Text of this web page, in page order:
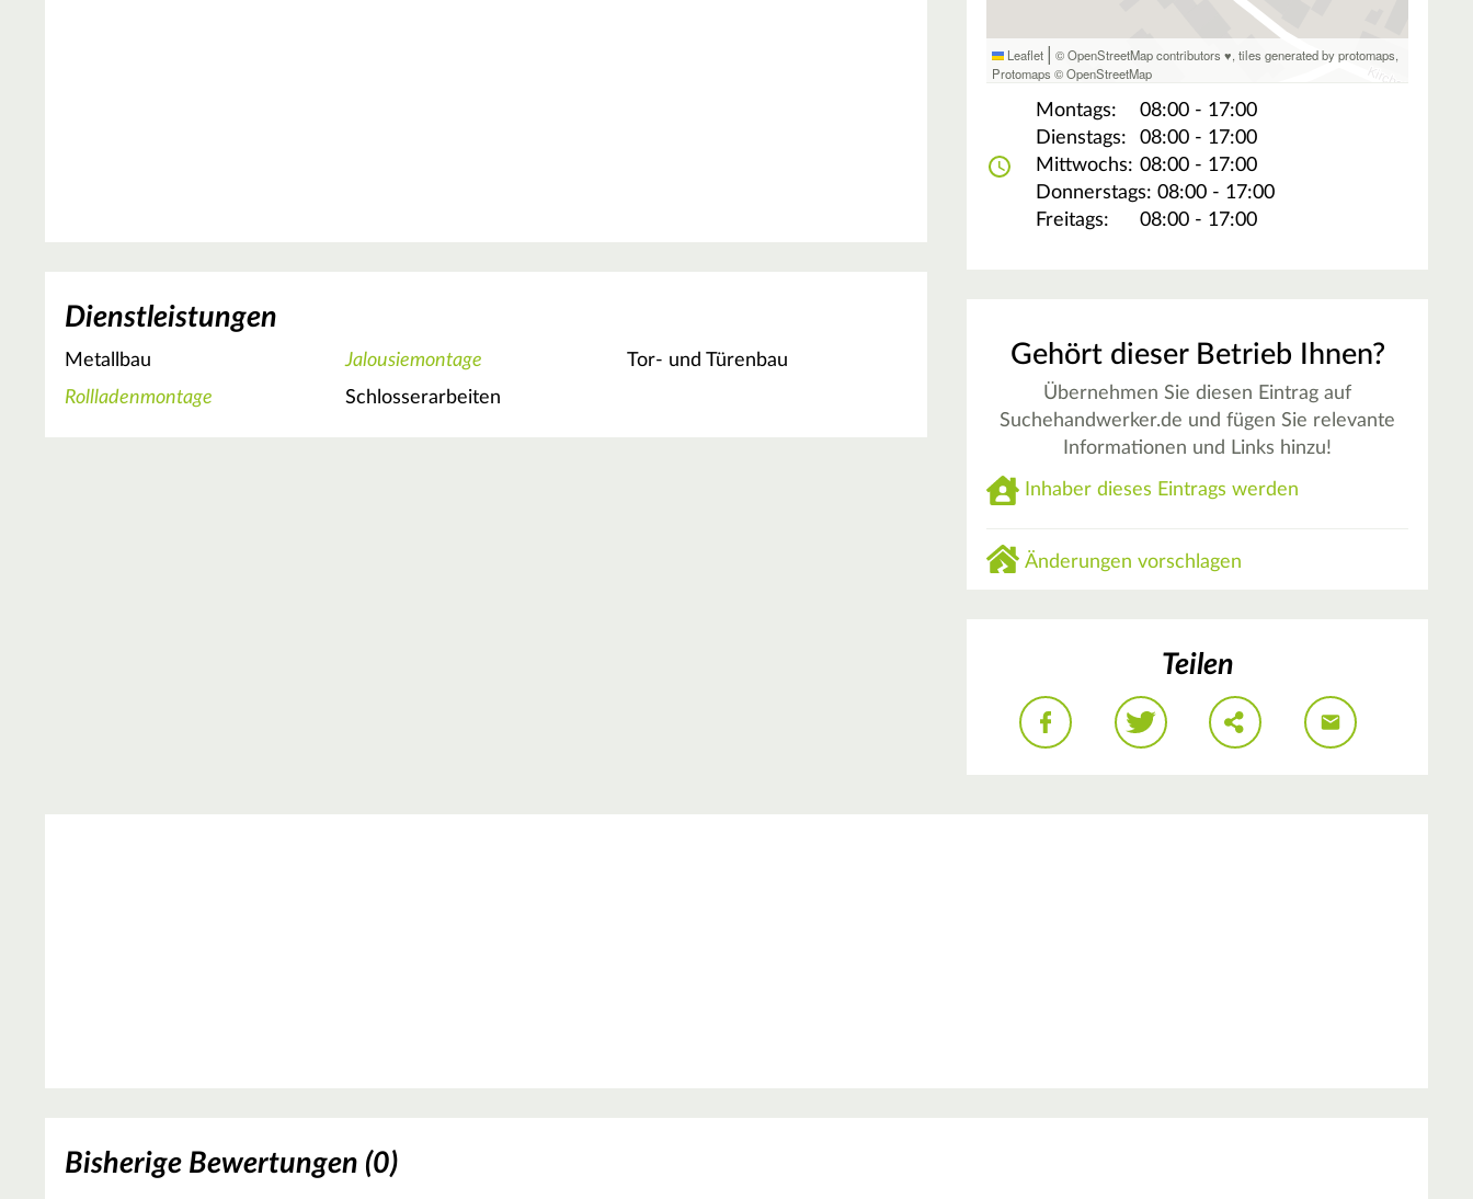
Dienstleistungen
Metallbau Jalousiemontage
Tor- und Türenbau
Rollladenmontage
Schlosserarbeiten
Leaflet | © OpenStreetMap contributors ♥,tiles generated by protomaps
Protomaps ©OpenStreetMap
Montags:
08:00 - 17:00
Dienstags:
08:00 - 17:00
Mittwochs: 08:00 - 17:00
Donnerstags: 08:00 - 17:00
Freitags:
08:00 - 17:00
Gehört dieser Betrieb Ihnen?
Übernehmen Sie diesen Eintrag auf
Suchehandwerker.de und fügen Sie relevante
Informationen und Links hinzu!
Inhaber dieses Eintrags werden
Änderungen vorschlagen
Teilen
Bisherige Bewertungen (0)